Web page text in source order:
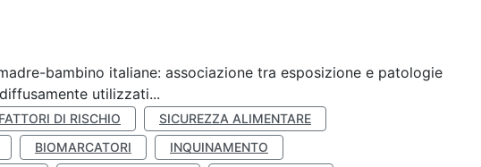
bambino italiane: associazione tra esposizione e patologie
utilizzati...
FATTORI DI RISCHIO
SICUREZZA ALIMENTARE
BIOMARCATORI
INQUINAMENTO